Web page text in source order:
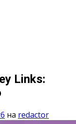
Links:
на redactor